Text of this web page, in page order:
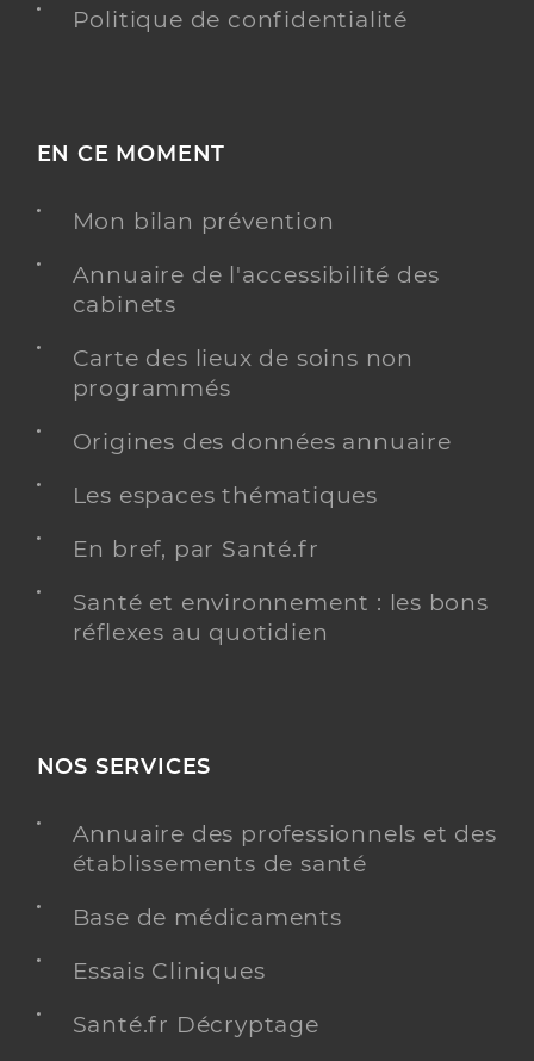
Politique de confidentialité
EN CE MOMENT
Mon bilan prévention
Annuaire de l'accessibilité des
cabinets
Carte des lieux de soins non
programmés
Origines des données annuaire
Les espaces thématiques
En bref, par Santé.fr
Santé et environnement : les bons
réflexes au quotidien
NOS SERVICES
Annuaire des professionnels et des
établissements de santé
Base de médicaments
Essais Cliniques
Santé.fr Décryptage